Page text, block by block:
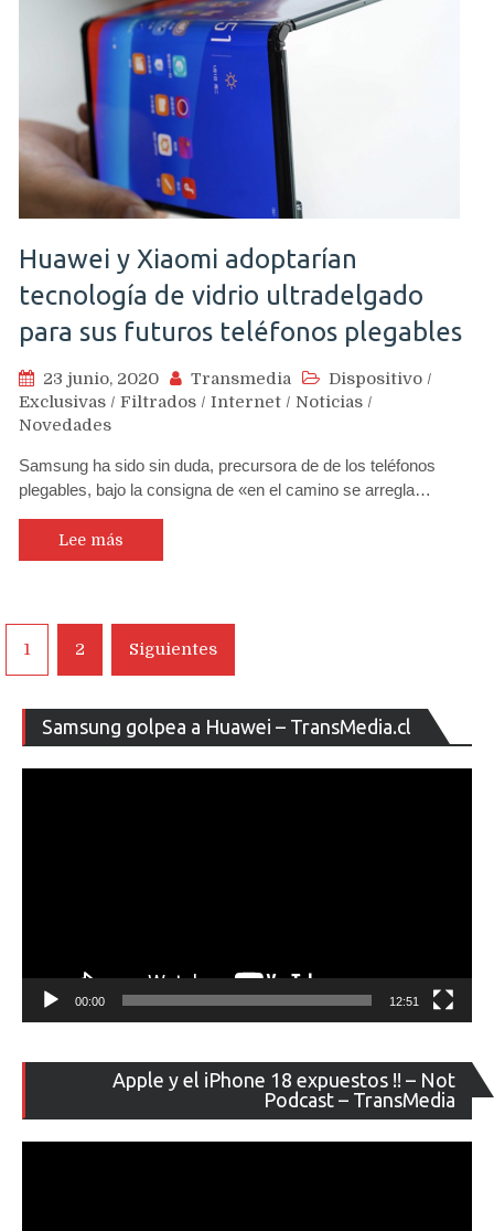
Huawei y Xiaomi adoptarían
tecnología de vidrio ultradelgado
para sus futuros teléfonos plegables
23 junio, 2020 Transmedia Dispositivo /
Exclusivas / Filtrados / Internet / Noticias /
Novedades
Samsung ha sido sin duda, precursora de de los teléfonos
plegables, bajo la consigna de «en el camino se arregla…
Lee más
Navegación
de
entradas
1 2 Siguientes
Samsung golpea a Huawei – TransMedia.cl
de
00:00 12:51
Apple y el iPhone 18 expuestos !! – Not
Podcast – TransMedia
de